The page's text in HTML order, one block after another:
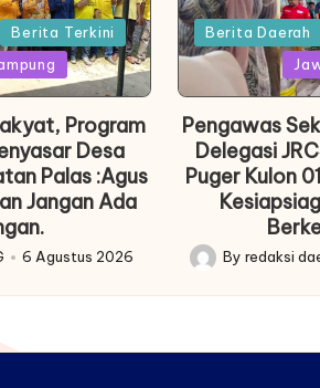
Berita Terkini
Program
Desa
Palas :Agus
Jangan Ada
6 Agustus 2026
Posted
in
Berita Daerah
Pengawas
Delegasi
Puger Kulon
Posted
by
Byredaksi